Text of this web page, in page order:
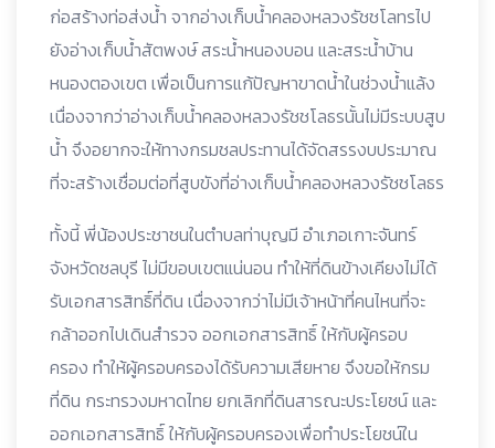
ก่อสร้างท่อส่งน้ำ จากอ่างเก็บน้ำคลองหลวงรัชชโลทรไป
ยังอ่างเก็บน้ำสัตพงษ์ สระน้ำหนองบอน และสระน้ำบ้าน
หนองตองเขต เพื่อเป็นการแก้ปัญหาขาดน้ำในช่วงน้ำแล้ง
เนื่องจากว่าอ่างเก็บน้ำคลองหลวงรัชชโลธรนั้นไม่มีระบบสูบ
น้ำ จึงอยากจะให้ทางกรมชลประทานได้จัดสรรงบประมาณ
ที่จะสร้างเชื่อมต่อที่สูบขังที่อ่างเก็บน้ำคลองหลวงรัชชโลธร
ทั้งนี้ พี่น้องประชาชนในตำบลท่าบุญมี อำเภอเกาะจันทร์
จังหวัดชลบุรี ไม่มีขอบเขตแน่นอน ทำให้ที่ดินข้างเคียงไม่ได้
รับเอกสารสิทธิ์ที่ดิน เนื่องจากว่าไม่มีเจ้าหน้าที่คนไหนที่จะ
กล้าออกไปเดินสำรวจ ออกเอกสารสิทธิ์ ให้กับผู้ครอบ
ครอง ทำให้ผู้ครอบครองได้รับความเสียหาย จึงขอให้กรม
ที่ดิน กระทรวงมหาดไทย ยกเลิกที่ดินสารณะประโยชน์ และ
ออกเอกสารสิทธิ์ ให้กับผู้ครอบครองเพื่อทำประโยชน์ใน